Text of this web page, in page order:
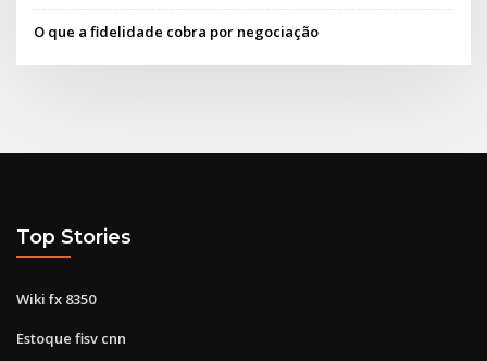
O que a fidelidade cobra por negociação
Top Stories
Wiki fx 8350
Estoque fisv cnn